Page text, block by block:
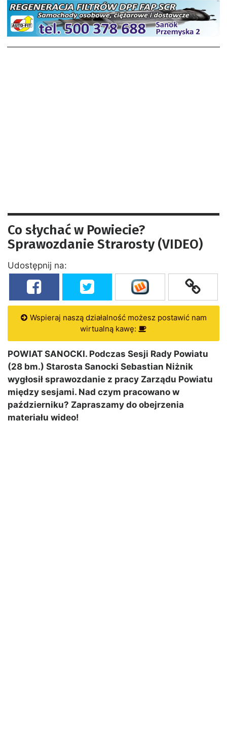
Co słychać w Powiecie?
Sprawozdanie Strarosty (VIDEO)
Udostępnij na:
Wspieraj naszą działalność możesz postawić nam
wirtualną kawę:
POWIAT SANOCKI. Podczas Sesji Rady Powiatu
(28 bm.) Starosta Sanocki Sebastian Niżnik
wygłosił sprawozdanie z pracy Zarządu Powiatu
między sesjami. Nad czym pracowano w
październiku? Zapraszamy do obejrzenia
materiału wideo!